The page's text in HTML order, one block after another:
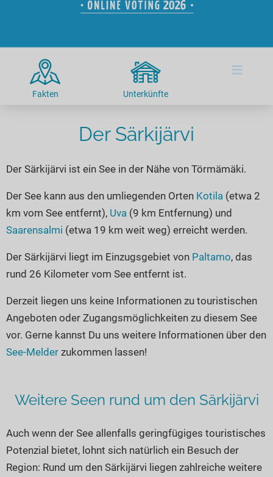
Radtouren am See
Kitesurfen
Kanu- & Kajaktouren
Badeseen in Deutschland
Wellness am See
Romantik Hotels
Urlaub an der Küste
Unterkünfte
Hotels am See
Ferienwohnungen
Kanu- & Kajak-Urlaub
Wanderurlaub
Bikeurlaub
Auszeit & Wellness
Camping am See
Top-Hotels
Wellness-Hotels
Biohotels
Ausgefallenes
Häuser auf dem Wasser
Hundefreundliche Unterkünfte
Glamping
Seen in Deutschland
Seen in Europa
Überwachte Badestellen
Unsere See-Highlights
Deutschlands schönste Seen
Top Seen nach Bundesländern
Top Seen nach Regionen
Deutschlands Lieblingsseen
Seen in Europa
Österreich
Schweiz
Frankreich
Norwegen
alle Länder…
Fakten Unterkünfte
≡
Der Särkijärvi
Der Särkijärvi ist ein See in der Nähe von Törmämäki.
Der See kann aus den umliegenden Orten Kotila (etwa 2
km vom See entfernt), Uva (9 km Entfernung) und
Saarensalmi (etwa 19 km weit weg) erreicht werden.
Der Särkijärvi liegt im Einzugsgebiet von Paltamo, das
rund 26 Kilometer vom See entfernt ist.
Derzeit liegen uns keine Informationen zu touristischen
Angeboten oder Zugangsmöglichkeiten zu diesem See
vor. Gerne kannst Du uns weitere Informationen über den
See-Melder zukommen lassen!
Weitere Seen rund um den Särkijärvi
Auch wenn der See allenfalls geringfügiges touristisches
Potenzial bietet, lohnt sich natürlich ein Besuch der
Region: Rund um den Särkijärvi liegen zahlreiche weitere